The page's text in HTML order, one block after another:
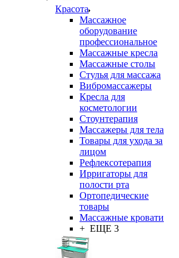
Красота
Массажное
оборудование
профессиональное
Массажные кресла
Массажные столы
Стулья для массажа
Вибромассажеры
Кресла для
косметологии
Стоунтерапия
Массажеры для тела
Товары для ухода за
лицом
Рефлексотерапия
Ирригаторы для
полости рта
Ортопедические
товары
Массажные кровати
+ ЕЩЕ 3